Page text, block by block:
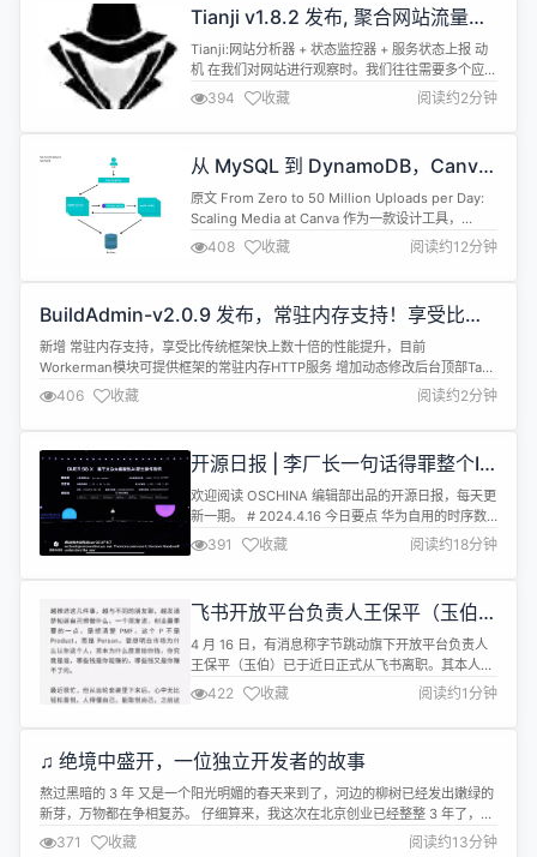
CategoryTreeListBuilder 优化Ar...
Tianji v1.8.2 发布, 聚合网站流量分
析、监控、服务器状态
Tianji:网站分析器 + 状态监控器 + 服务状态上报 动
机 在我们对网站进行观察时。我们往往需要多个应用
一起来组合使用。比如我们需要 ga/umami 等分析
工具来查看 pvuv 以及各个页面的访问量，我们需要
uptime 监控器来检查服务器的网络质量与连通性，
来检查服务器的质量。另外如果开发的...
394 收藏 阅读约2分钟
从 MySQL 到 DynamoDB，Canva
如何应对每天新增的 5000 万素材
原文 From Zero to 50 Million Uploads per Day:
Scaling Media at Canva 作为一款设计工具，
Canva 吸引人的一个重要特色就是拥有数以亿计的照
片和图形资源，支持用户上传个人素材。 Canva 于
2013 年推出，设立了一个包含大量照片和图形的资
布之日...
408 收藏 阅读约12分钟
BuildAdmin-v2.0.9 发布，常驻内存支持！享受比传
统框架快上数十倍的性能提升
新增 常驻内存支持，享受比传统框架快上数十倍的性能提升，目前
Workerman模块可提供框架的常驻内存HTTP服务 增加动态修改后台顶部Tab
标题的方法 增加关闭掉全部或者指定Tab的方法 新增refs状态商店，全局提供
了：引用（指向）一些对象（组件）的句柄 重构/优化/修复 优化内置滚动条样
式 使用鼠标滚轮快速操作顶栏横向滚动条的支持（单双栏布局模式下） ...
406 收藏 阅读约2分钟
开源日报 | 李厂长一句话得罪整个IT
行业；全球首个AI原生操作系统；开
源vs.闭源LLM表现；揭底大模型训
练成本
欢迎阅读 OSCHINA 编辑部出品的开源日报，每天更
新一期。 # 2024.4.16 今日要点 华为自用的时序数
据库开源啦，来看看水平怎么样？ 2022 年底，又一
重磅产品加入了开源时序数据库这一赛道，并在短短
一年内在 60 余家企业测试和生产落地，吸引了 70 +
openGemini，华为开源的分布式时序数据库，主...
391 收藏 阅读约18分钟
飞书开放平台负责人王保平（玉伯）
宣布离职创业
4 月 16 日，有消息称字节跳动旗下开放平台负责人
王保平（玉伯）已于近日正式从飞书离职。其本人也
透露了最近在筹备创业的动向。 玉伯于 2008 年加
入阿里；2012 年，加入支付宝前端开发部，负责基
础组；2015 年，创建体验技术部聚焦蚂蚁中后台业
Arale、Ant Design、Antv等开源项目，...
422 收藏 阅读约1分钟
♫ 绝境中盛开，一位独立开发者的故事
熬过黑暗的 3 年​ 又是一个阳光明媚的春天来到了，河边的柳树已经发出嫩绿的
新芽，万物都在争相复苏。 仔细算来，我这次在北京创业已经整整 3 年了，实
在是不敢相信，已经熬过了这么久。 在这漆黑漫长的 3 年里，面对不确定性，
371 收藏 阅读约13分钟